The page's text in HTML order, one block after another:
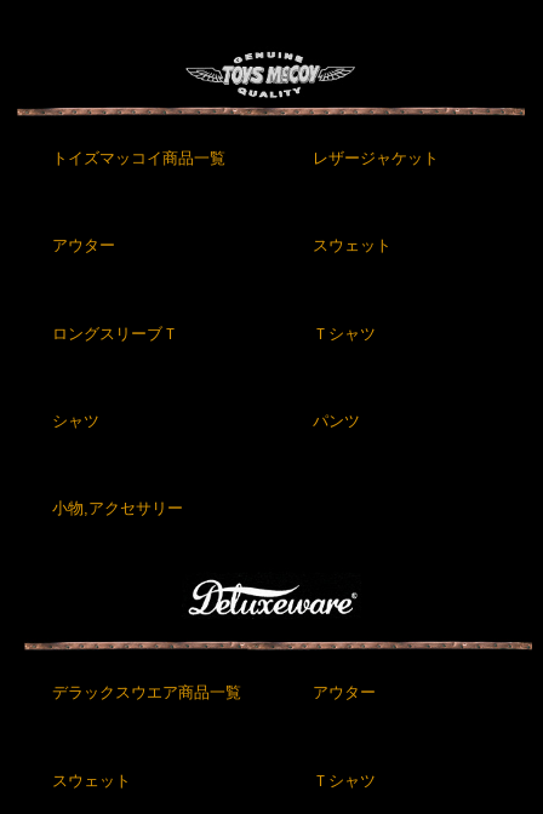
トイズマッコイ商品一覧 レザージャケット
アウター スウェット
ロングスリーブＴ Ｔシャツ
シャツ パンツ
小物,アクセサリー
デラックスウエア商品一覧 アウター
スウェット Ｔシャツ